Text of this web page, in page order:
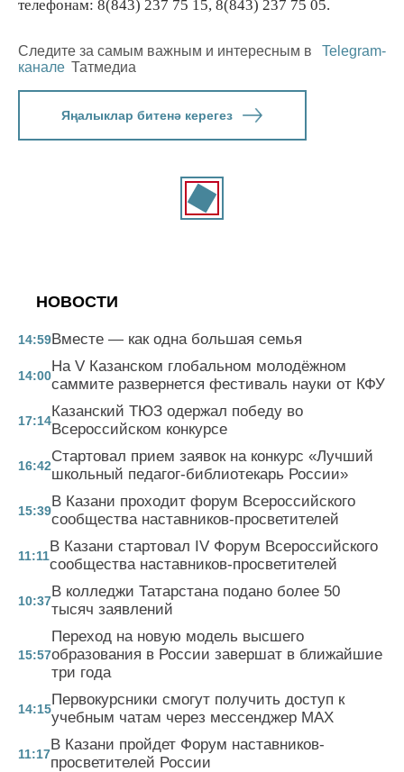
телефонам: 8(843) 237 75 15, 8(843) 237 75 05.
Следите за самым важным и интересным в
Telegram-
канале Татмедиа
Яңалыклар битенә керегез
НОВОСТИ
14:59Вместе — как одна большая семья
14:00
На V Казанском глобальном молодёжном
саммите развернется фестиваль науки от КФУ
17:14
Казанский ТЮЗ одержал победу во
Всероссийском конкурсе
16:42
Стартовал прием заявок на конкурс «Лучший
школьный педагог-библиотекарь России»
15:39
В Казани проходит форум Всероссийского
сообщества наставников-просветителей
11:11
В Казани стартовал IV Форум Всероссийского
сообщества наставников-просветителей
10:37
В колледжи Татарстана подано более 50
тысяч заявлений
15:57
Переход на новую модель высшего
образования в России завершат в ближайшие
три года
14:15
Первокурсники смогут получить доступ к
учебным чатам через мессенджер MAX
11:17
В Казани пройдет Форум наставников-
просветителей России